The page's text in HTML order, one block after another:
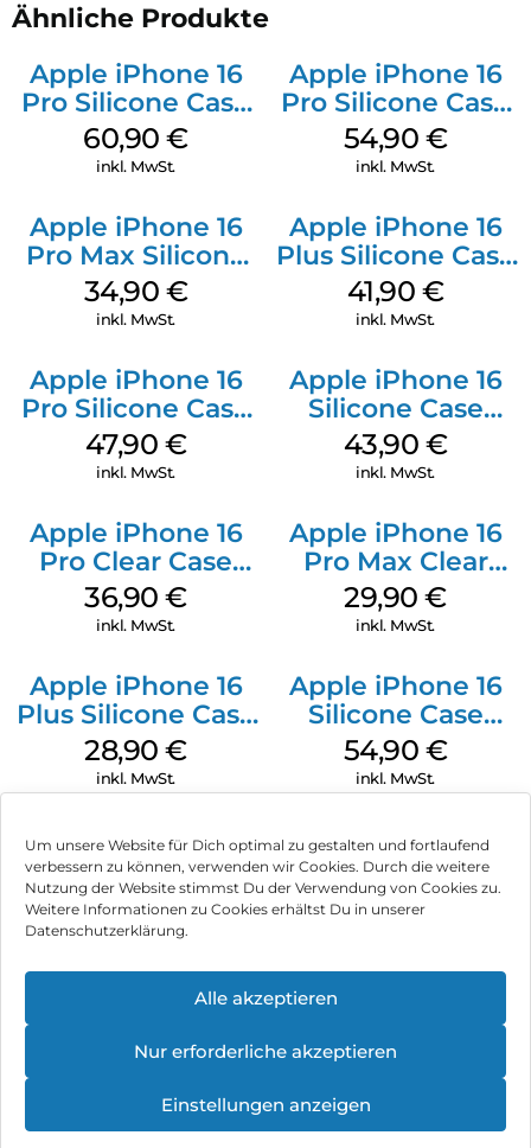
Um unsere Website für Dich optimal zu gestalten und fortlaufend
verbessern zu können, verwenden wir Cookies. Durch die weitere
Nutzung der Website stimmst Du der Verwendung von Cookies zu.
Weitere Informationen zu Cookies erhältst Du in unserer
Datenschutzerklärung.
Alle akzeptieren
Nur erforderliche akzeptieren
Einstellungen anzeigen
Ähnliche Produkte
Apple iPhone 16
Pro Silicone Case
MagSafe Stone
Gray
60,90€
inkl. MwSt.
Apple iPhone 16
Pro Silicone Case
MagSafe Black
54,90 €
inkl. MwSt.
Apple iPhone 16
Pro Max Silicone
Case MagSafe
Denim
34,90 €
inkl. MwSt.
Apple iPhone 16
Plus Silicone Case
MagSafe Stone
Gray
41,90 €
inkl. MwSt.
Apple iPhone 16
Pro Silicone Case
MagSafe Denim
47,90 €
inkl. MwSt.
Apple iPhone 16
Silicone Case
MagSafe Plum
43,90 €
inkl. MwSt.
Apple iPhone 16
Pro Clear Case
MagSafe
Transparent
36,90€
inkl. MwSt.
Apple iPhone 16
Pro Max Clear
Case MagSafe
Transparent
29,90€
inkl. MwSt.
Apple iPhone 16
Plus Silicone Case
MagSafe Black
28,90€
inkl. MwSt.
Apple iPhone 16
Silicone Case
MagSafe Black
54,90 €
inkl. MwSt.
Impressum
Hinweis zur Batterieentsorgung
Newsletter